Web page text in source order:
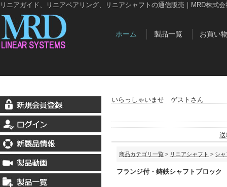
リニアガイド、リニアベアリング、リニアシャフトの通信販売｜MRD株式会
ホーム 製品一覧 お買い
いらっしゃいませ ゲストさん
商品カテゴリ一覧 > リニアシャフト > シ
フランジ付・鋳鉄シャフトブロック